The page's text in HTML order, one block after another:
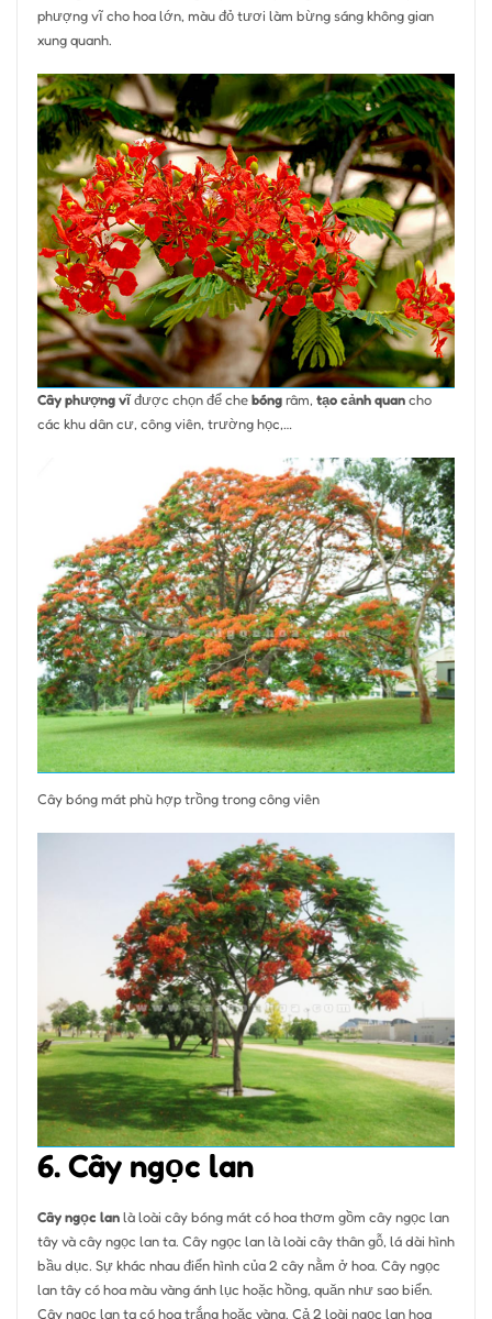
phượng vĩ cho hoa lớn, màu đỏ tươi làm bừng sáng không gian
xung quanh.
Cây phượng vĩđược chọn để chebóngrâm, tạo cảnh quancho
các khu dân cư, công viên, trường học,…
Cây bóng mát phù hợp trồng trong công viên
6. Cây ngọc lan
Cây ngọc lanlà loài cây bóng mát có hoa thơm gồm cây ngọc lan
tây và cây ngọc lan ta. Cây ngọc lan là loài cây thân gỗ, lá dài hình
bầu dục. Sự khác nhau điển hình của 2 cây nằm ở hoa. Cây ngọc
lan tây có hoa màu vàng ánh lục hoặc hồng, quăn như sao biển.
Cây ngọc lan ta có hoa trắng hoặc vàng. Cả 2 loài ngọc lan hoa